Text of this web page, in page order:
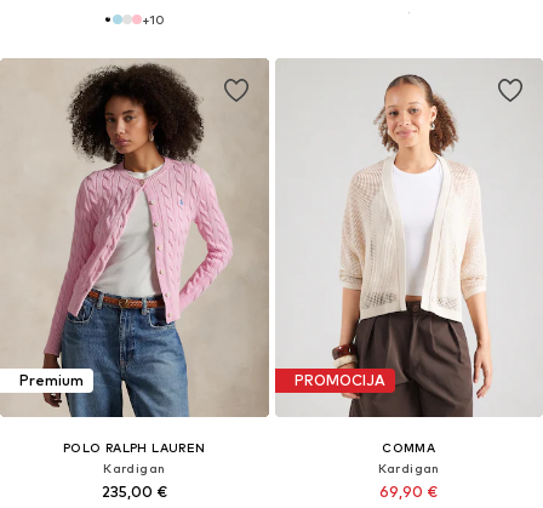
+10
Premium
POLO RALPH LAUREN
Kardigan
235,00 €
PROMOCIJA
COMMA
Kardigan
69,90 €